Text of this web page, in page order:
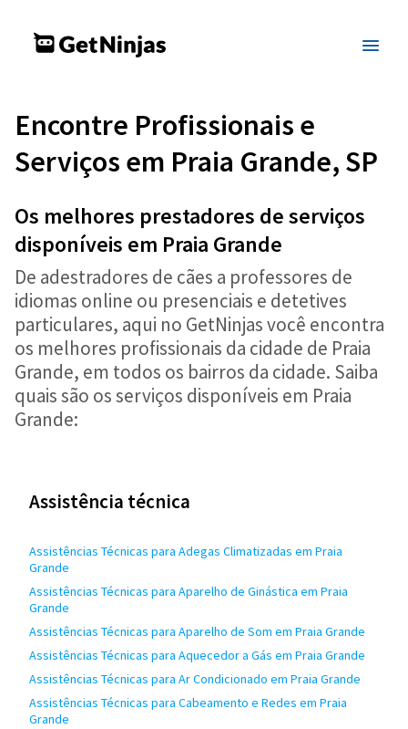
Encontre Profissionais e
Serviços em Praia Grande, SP
Os melhores prestadores de serviços
disponíveis em Praia Grande
De adestradores de cães a professores de
idiomas online ou presenciais e detetives
particulares, aqui no GetNinjas você encontra
os melhores profissionais da cidade de Praia
Grande, em todos os bairros da cidade. Saiba
quais são os serviços disponíveis em Praia
Grande:
Assistência técnica
Assistências Técnicas para Adegas Climatizadas em Praia
Grande
Assistências Técnicas para Aparelho de Ginástica em Praia
Grande
Assistências Técnicas para Aparelho de Som em Praia Grande
Assistências Técnicas para Aquecedor a Gás em Praia Grande
Assistências Técnicas para Ar Condicionado em Praia Grande
Assistências Técnicas para Cabeamento e Redes em Praia
Grande